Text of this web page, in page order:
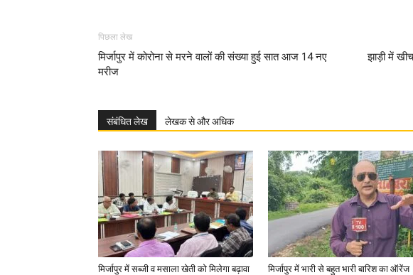
पिछला लेख
मिर्जापुर में कोरोना से मरने वालों की संख्या हुई सात आज 14 नए
मरीज
झाड़ी में
संबंधित लेख लेखक से और अधिक
मिर्जापुर में सब्जी व मसाला खेती को मिलेगा बढ़ावा
मिर्जापुर में भारी से बहुत भारी बारिश का ऑरेंज